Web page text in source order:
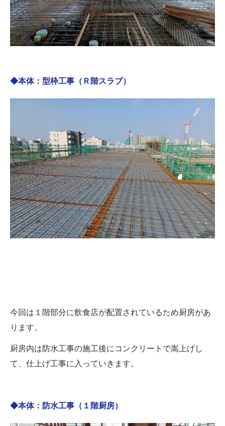
◆本体：型枠工事（Ｒ階スラブ）
今回は１階部分に飲食店が配置されているため厨房があ
ります。
厨房内は防水工事の施工後にコンクリートで嵩上げし
て、仕上げ工事に入っていきます。
◆本体：防水工事（１階厨房）